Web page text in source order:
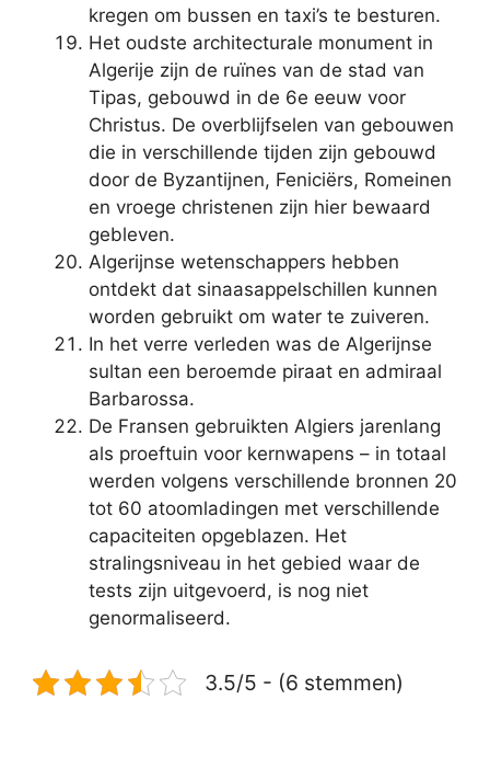
kregen om bussen en taxi’s te besturen.
Het oudste architecturale monument in
Algerije zijn de ruïnes van de stad van
Tipas, gebouwd in de 6e eeuw voor
Christus. De overblijfselen van gebouwen
die in verschillende tijden zijn gebouwd
door de Byzantijnen, Feniciërs, Romeinen
en vroege christenen zijn hier bewaard
gebleven.
Algerijnse wetenschappers hebben
ontdekt dat sinaasappelschillen kunnen
worden gebruikt om water te zuiveren.
In het verre verleden was de Algerijnse
sultan een beroemde piraat en admiraal
Barbarossa.
De Fransen gebruikten Algiers jarenlang
als proeftuin voor kernwapens – in totaal
werden volgens verschillende bronnen 20
tot 60 atoomladingen met verschillende
capaciteiten opgeblazen. Het
stralingsniveau in het gebied waar de
tests zijn uitgevoerd, is nog niet
genormaliseerd.
3.5/5 - (6 stemmen)